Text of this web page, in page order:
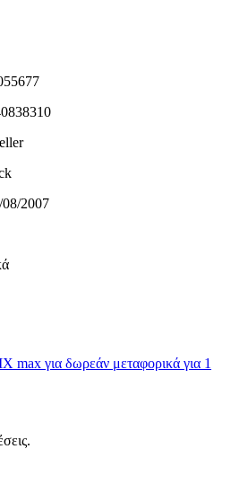
08/2007
max για δωρεάν μεταφορικά για 1